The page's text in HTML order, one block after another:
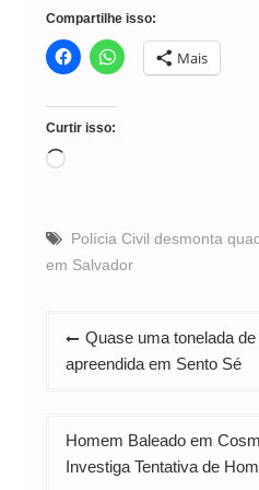
Compartilhe isso:
Mais
Curtir isso:
Carregando...
Polícia Civil desmonta
em Salvador
Navegação
de
Quase uma tonelada
apreendida em Sento Sé
Homem Baleado em
Investiga Tentativa de